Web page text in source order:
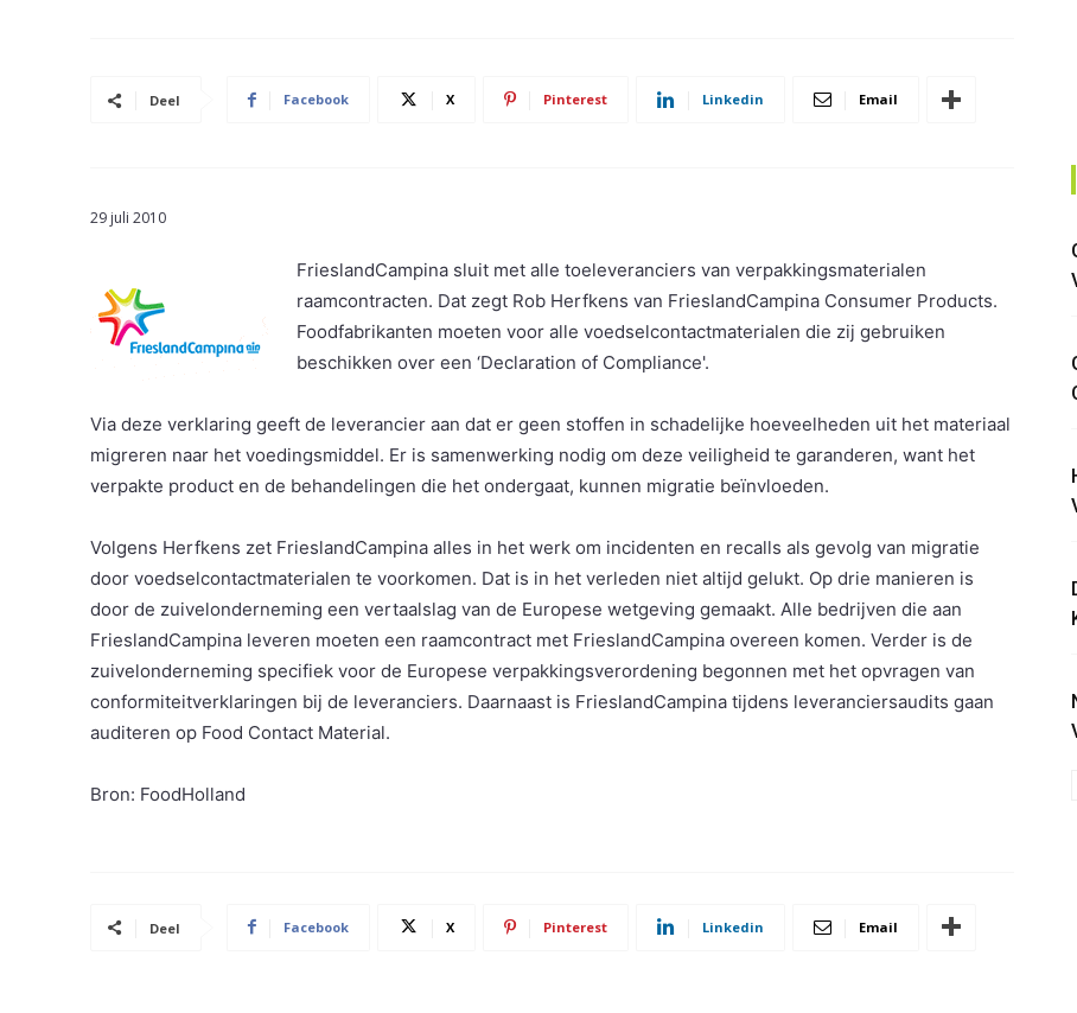
Deel Facebook X Pinterest Linkedin Email
29 juli 2010
FrieslandCampina sluit met alle toeleveranciers van verpakkingsmaterialen
raamcontracten. Dat zegt Rob Herfkens van FrieslandCampina Consumer Products.
Foodfabrikanten moeten voor alle voedselcontactmaterialen die zij gebruiken
beschikken over een ‘Declaration of Compliance'.
Via deze verklaring geeft de leverancier aan dat er geen stoffen in schadelijke hoeveelheden uit het materiaal
migreren naar het voedingsmiddel. Er is samenwerking nodig om deze veiligheid te garanderen, want het
verpakte product en de behandelingen die het ondergaat, kunnen migratie beïnvloeden.
Volgens Herfkens zet FrieslandCampina alles in het werk om incidenten en recalls als gevolg van migratie
door voedselcontactmaterialen te voorkomen. Dat is in het verleden niet altijd gelukt. Op drie manieren is
door de zuivelonderneming een vertaalslag van de Europese wetgeving gemaakt. Alle bedrijven die aan
FrieslandCampina leveren moeten een raamcontract met FrieslandCampina overeen komen. Verder is de
zuivelonderneming specifiek voor de Europese verpakkingsverordening begonnen met het opvragen van
conformiteitverklaringen bij de leveranciers. Daarnaast is FrieslandCampina tijdens leveranciersaudits gaan
auditeren op Food Contact Material.
Bron: FoodHolland
Deel Facebook X Pinterest Linkedin Email